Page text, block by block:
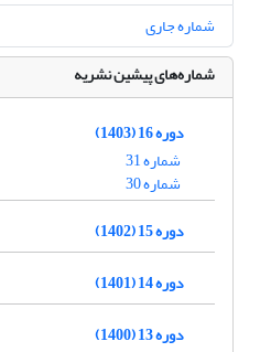
شماره جاری
شماره‌های پیشین نشریه
دوره 16 (1403)
شماره 31
شماره 30
دوره 15 (1402)
دوره 14 (1401)
دوره 13 (1400)